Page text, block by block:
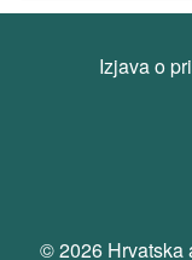
Izjava o
© 2026 Hrvatska